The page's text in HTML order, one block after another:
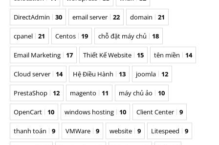
DirectAdmin 30 email server 22 domain 21
cpanel 21 Centos 19 chỗ đặt máy chủ 18
Email Marketing 17 Thiết Kế Website 15 tên miền 14
Cloud server 14 Hệ Điều Hành 13 joomla 12
PrestaShop 12 magento 11 máy chủ ảo 10
OpenCart 10 windows hosting 10 Client Center 9
thanh toán 9 VMWare 9 website 9 Litespeed 9